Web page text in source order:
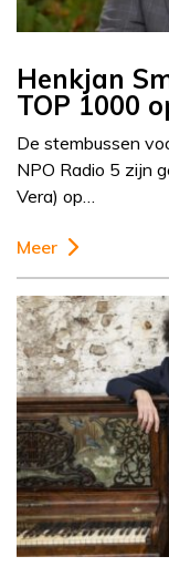
Henkjan
TOP 1000
De stembussen
NPO Radio 5 zijn
Vera) op…
Meer